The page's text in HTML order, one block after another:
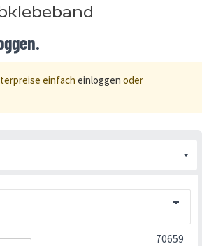
einfach einloggen oder
70659